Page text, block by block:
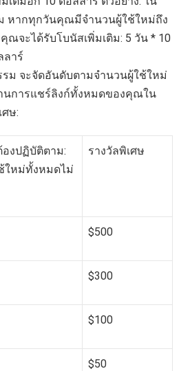
ม หากทุกวันคุณมีจำนวนผู้ใช้ใหม่ถึง
คุณจะได้รับโบนัสเพิ่มเติม: 5 วัน * 10
ลาร์
ม จะจัดอันดับตามจำนวนผู้ใช้ใหม่
นการแชร์ลิงก์ทั้งหมดของคุณใน
ษ:
องปฏิบัติตาม:
ใหม่ทั้งหมดไม่
รางวัลพิเศษ
$500
$300
$100
$50